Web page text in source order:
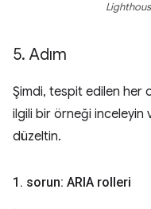
5. Adım
Şimdi, tespit edilen her
ilgili bir örneği inceleyin
düzeltin.
1 . sorun: ARIA rolleri